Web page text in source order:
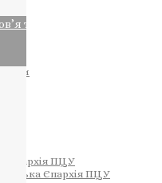
Єпархія ПЦУ
Єпархія ПЦУ
та за